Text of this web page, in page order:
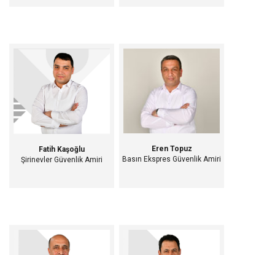
Fatih Kaşoğlu
Şirinevler Güvenlik Amiri
Eren Topuz
Basın Ekspres Güvenlik Amiri